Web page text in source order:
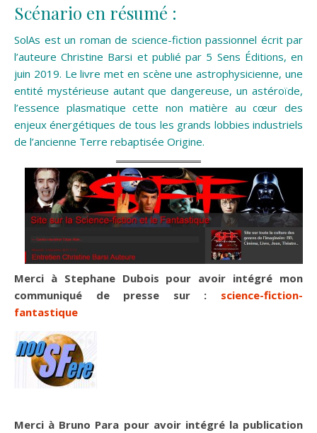
Scénario en résumé :
SolAs est un roman de science-fiction passionnel écrit par
l’auteure Christine Barsi et publié par 5 Sens Éditions, en
juin 2019. Le livre met en scène une astrophysicienne, une
entité mystérieuse autant que dangereuse, un astéroïde,
l’essence plasmatique cette non matière au cœur des
enjeux énergétiques de tous les grands lobbies industriels
de l’ancienne Terre rebaptisée Origine.
Merci à Stephane Dubois pour avoir intégré mon
communiqué de presse sur : science-fiction-
fantastique
Merci à Bruno Para pour avoir intégré la publication